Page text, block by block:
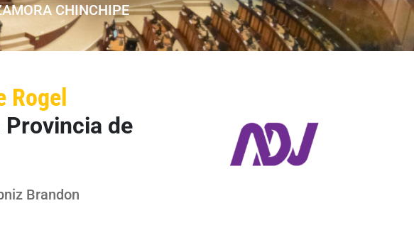
CHINCHIPE
Rogel
de
Brandon